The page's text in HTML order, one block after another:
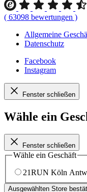
( 63098 bewertungen )
Allgemeine
Datenschutz
Facebook
Instagram
Fenster schließen
Wähle ein
Fenster schließen
Wähle ein Geschäft
21RUN Köln
Ausgewählten Store